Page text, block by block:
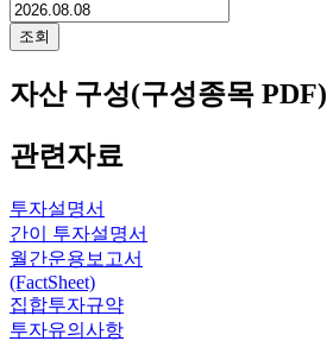
조회
자산 구성(구성종목 PDF)
관련자료
투자설명서
간이 투자설명서
월간운용보고서
(FactSheet)
집합투자규약
투자유의사항